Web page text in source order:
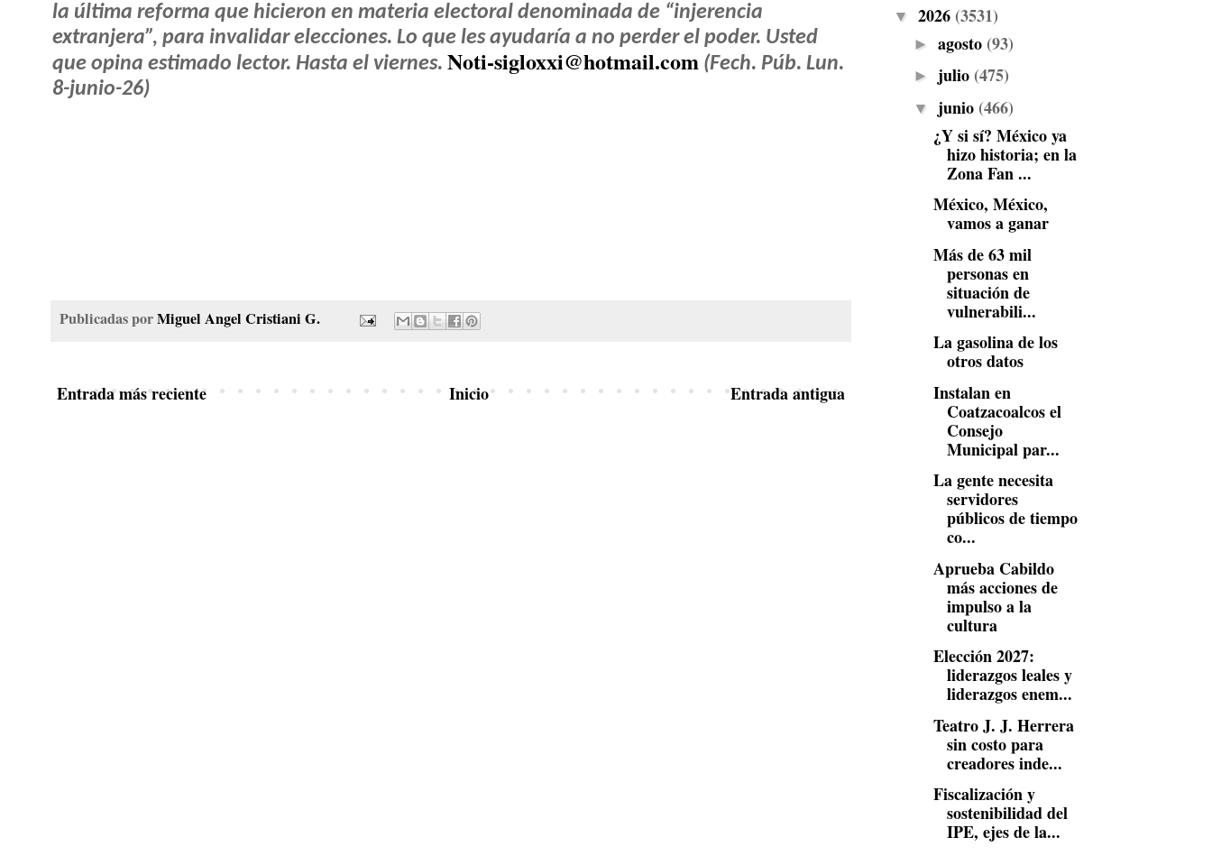
la última reforma que hicieron en materia electoral denominada de “injerencia
extranjera”, para invalidar elecciones. Lo que les ayudaría a no perder el poder. Usted
que opina estimado lector. Hasta el viernes. Noti-sigloxxi@hotmail.com (Fech. Púb. Lun.
8-junio-26)
Publicadas porMiguel Angel Cristiani G.
Entrada más reciente Entrada antigua
Inicio
▼ 2026 (3531)
► agosto (93)
► julio (475)
▼ junio (466)
¿Y si sí? México ya
hizo historia; en la
Zona Fan ...
México, México,
vamos a ganar
Más de 63 mil
personas en
situación de
vulnerabili...
La gasolina de los
otros datos
Instalan en
Coatzacoalcos el
Consejo
Municipal par...
La gente necesita
servidores
públicos de tiempo
co...
Aprueba Cabildo
más acciones de
impulso a la
cultura
Elección 2027:
liderazgos leales y
liderazgos enem...
Teatro J. J. Herrera
sin costo para
creadores inde...
Fiscalización y
sostenibilidad del
IPE, ejes de la...